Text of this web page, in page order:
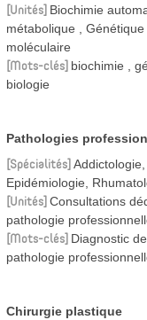
Unités Biochimie
métabolique
moléculaire
Mots-clés biochimie ,
biologie
Pathologies
Spécialités
Epidémiologie,
Unités Consultations
pathologie
Mots-clés Diagnostic
pathologie
Chirurgie plastique